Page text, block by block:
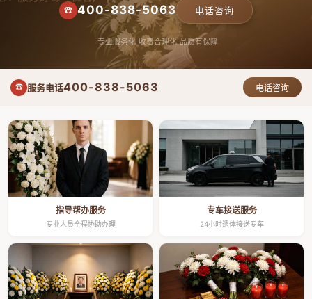
☎ 400-838-5063 电话咨询
专业服务化 收费合理化 品质有保障
☎ 服务电话400-838-5063 电话咨询
指导帮办服务
专业人员全程协助办理
专车接送服务
24小时遗体接送专车